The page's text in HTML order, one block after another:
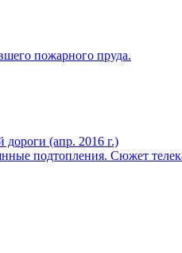
пожарного пруда.
(апр. 2016 г.)
подтопления. Сюжет